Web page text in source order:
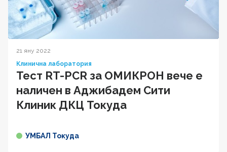
21 яну 2022
Клинична лаборатория
Тест RT-PCR за ОМИКРОН вече е
наличен в Аджибадем Сити
Клиник ДКЦ Токуда
УМБАЛ Токуда